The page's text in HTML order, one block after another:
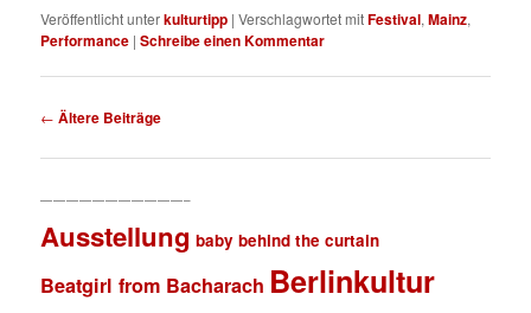
Veröffentlicht unterkulturtipp |Verschlagwortet mitFestival,Mainz,
Performance |Schreibe einen Kommentar
Beitragsnavigation
← Ältere Beiträge
———————————–
Ausstellung baby behind the curtain
Beatgirl from Bacharach Berlinkultur